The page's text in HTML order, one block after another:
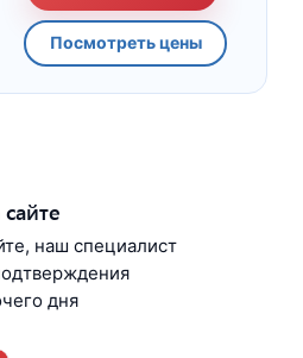
Посмотреть цены
наш специалист
дня